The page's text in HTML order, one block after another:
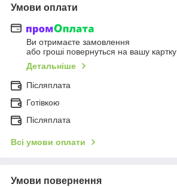
Умови оплати
Ви отримаєте замовлення
або гроші повернуться на вашу картку
Детальніше
Післяплата
Готівкою
Післяплата
Всі умови оплати
Умови повернення